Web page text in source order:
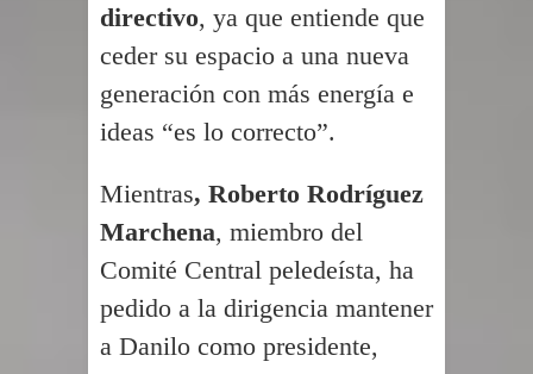
directivo, ya que entiende que
ceder su espacio a una nueva
generación con más energía e
ideas “es lo correcto”.
Mientras, Roberto Rodríguez
Marchena, miembro del
Comité Central peledeísta, ha
pedido a la dirigencia mantener
a Danilo como presidente,